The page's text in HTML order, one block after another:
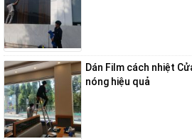
Dán Film cách nhiệt
nóng hiệu quả